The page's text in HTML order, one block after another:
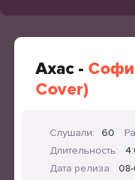
Ахас -
Cover)
Слушали: 60
Длительность:
Дата релиза: